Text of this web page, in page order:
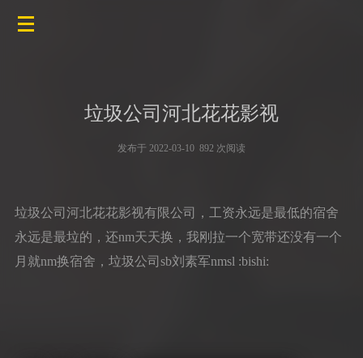
垃圾公司河北花花影视
发布于 2022-03-10 892 次阅读
垃圾公司河北花花影视有限公司，工资永远是最低的宿舍
永远是最垃的，还nm天天换，我刚拉一个宽带还没有一个
月就nm换宿舍，垃圾公司sb刘素军nmsl :bishi: